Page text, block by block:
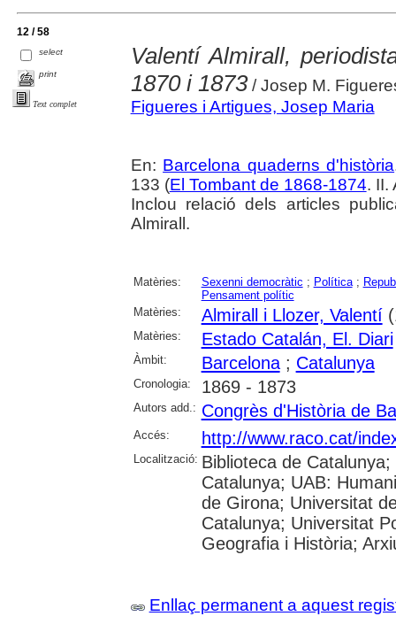
12 / 58
select
print
Text complet
Valentí Almirall,
1870 i 1873/ Josep M.
Figueres i Artigues, Josep Maria
En: Barcelona quaderns d'història
133 (El Tombant de 1868-1874. II.
Inclou relació dels articles
Almirall.
Matèries: Sexenni democràtic ; Política;
Pensament polític
Matèries:
Almirall i Llozer, Valentí
Matèries: Estado Catalán, El. Diari
Àmbit: Barcelona; Catalunya
Cronologia: 1869 - 1873
Autors add.: Congrès d'Història de
Accés: http://www.raco.cat/
Localització: Biblioteca de
Catalunya; UAB:
de Girona; Universitat
Catalunya; Universitat
Geografia i Història;
Enllaç permanent a aquest